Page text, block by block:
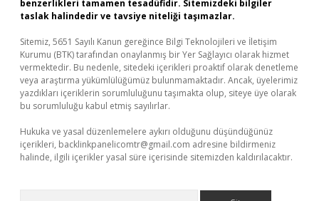
benzerlikleri tamamen tesadüfidir. Sitemizdeki bilgiler
taslak halindedir ve tavsiye niteliği taşımazlar.
Sitemiz, 5651 Sayılı Kanun gereğince Bilgi Teknolojileri ve İletişim
Kurumu (BTK) tarafından onaylanmış bir Yer Sağlayıcı olarak hizmet
vermektedir. Bu nedenle, sitedeki içerikleri proaktif olarak denetleme
veya araştırma yükümlülüğümüz bulunmamaktadır. Ancak, üyelerimiz
yazdıkları içeriklerin sorumluluğunu taşımakta olup, siteye üye olarak
bu sorumluluğu kabul etmiş sayılırlar.
Hukuka ve yasal düzenlemelere aykırı olduğunu düşündüğünüz
içerikleri, backlinkpanelicomtr@gmail.com adresine bildirmeniz
halinde, ilgili içerikler yasal süre içerisinde sitemizden kaldırılacaktır.